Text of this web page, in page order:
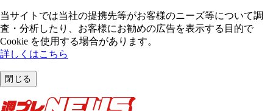
当サイトでは当社の提携先等がお客様のニーズ等について調
査・分析したり、お客様にお勧めの広告を表⽰する⽬的で
Cookie を使⽤する場合があります。
詳しくはこちら
閉じる